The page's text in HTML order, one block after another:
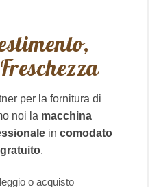
per la fornitura di
noi la macchina
in comodato
.
o acquisto